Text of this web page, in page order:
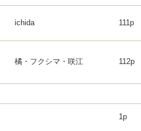
ichida 111p
橘・フクシマ・咲江 112p
1p